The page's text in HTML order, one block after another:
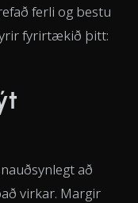
ferli og bestu
fyrirtækið þitt:
að
virkar. Margir